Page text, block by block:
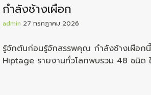
กำลังช้างเผือก
admin 27 กรกฎาคม 2026
รู้จักต้นก่อนรู้จักสรรพคุณ กำลังช้างเผือก
Hiptage รายงานทั่วโลกพบรวม 48 ชนิด ใ